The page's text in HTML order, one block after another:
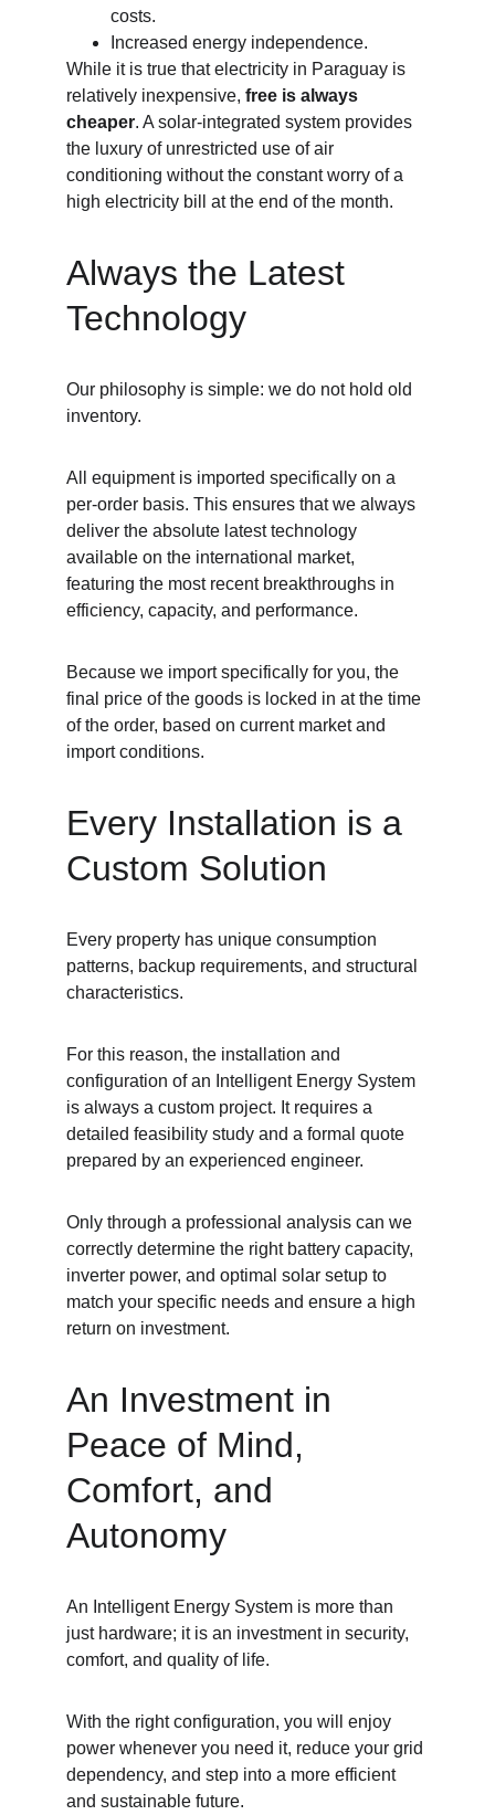
costs.
Increased energy independence.
While it is true that electricity in Paraguay is
relatively inexpensive, free is always
cheaper. A solar-integrated system provides
the luxury of unrestricted use of air
conditioning without the constant worry of a
high electricity bill at the end of the month.
Always the Latest
Technology
Our philosophy is simple: we do not hold old
inventory.
All equipment is imported specifically on a
per-order basis. This ensures that we always
deliver the absolute latest technology
available on the international market,
featuring the most recent breakthroughs in
efficiency, capacity, and performance.
Because we import specifically for you, the
final price of the goods is locked in at the time
of the order, based on current market and
import conditions.
Every Installation is a
Custom Solution
Every property has unique consumption
patterns, backup requirements, and structural
characteristics.
For this reason, the installation and
configuration of an Intelligent Energy System
is always a custom project. It requires a
detailed feasibility study and a formal quote
prepared by an experienced engineer.
Only through a professional analysis can we
correctly determine the right battery capacity,
inverter power, and optimal solar setup to
match your specific needs and ensure a high
return on investment.
An Investment in
Peace of Mind,
Comfort, and
Autonomy
An Intelligent Energy System is more than
just hardware; it is an investment in security,
comfort, and quality of life.
With the right configuration, you will enjoy
power whenever you need it, reduce your grid
dependency, and step into a more efficient
and sustainable future.